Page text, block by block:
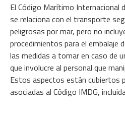
El Código Marítimo Internacional
se relaciona con el transporte
peligrosas por mar, pero no
procedimientos para el embalaje
las medidas a tomar en caso de
que involucre al personal que
Estos aspectos están cubiertos
asociadas al Código IMDG,